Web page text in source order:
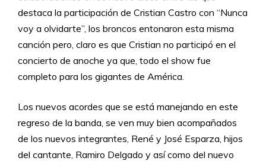
destaca la participación de Cristian Castro con “Nunca
voy a olvidarte”, los broncos entonaron esta misma
canción pero, claro es que Cristian no participó en el
concierto de anoche ya que, todo el show fue
completo para los gigantes de América.
Los nuevos acordes que se está manejando en este
regreso de la banda, se ven muy bien acompañados
de los nuevos integrantes, René y José Esparza, hijos
del cantante, Ramiro Delgado y así como del nuevo